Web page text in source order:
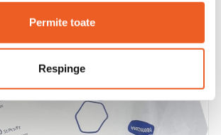
Permite toate
Respinge